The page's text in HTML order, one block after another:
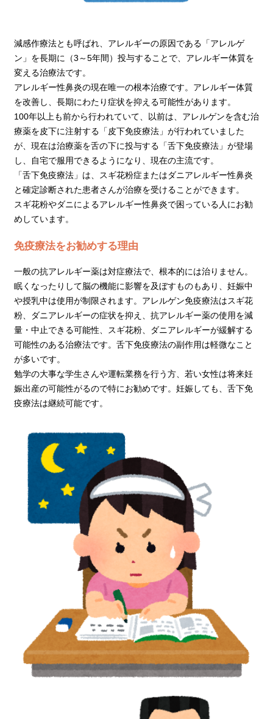
減感作療法とも呼ばれ、アレルギーの原因である「アレルゲ
ン」を長期に（3～5年間）投与することで、アレルギー体質を
変える治療法です。
アレルギー性鼻炎の現在唯一の根本治療です。アレルギー体質
を改善し、長期にわたり症状を抑える可能性があります。
100年以上も前から行われていて、以前は、アレルゲンを含む治
療薬を皮下に注射する「皮下免疫療法」が行われていました
が、現在は治療薬を舌の下に投与する「舌下免疫療法」が登場
し、自宅で服用できるようになり、現在の主流です。
「舌下免疫療法」は、スギ花粉症またはダニアレルギー性鼻炎
と確定診断された患者さんが治療を受けることができます。
スギ花粉やダニによるアレルギー性鼻炎で困っている人にお勧
めしています。
免疫療法をお勧めする理由
一般の抗アレルギー薬は対症療法で、根本的には治りません。
眠くなったりして脳の機能に影響を及ぼすものもあり、妊娠中
や授乳中は使用が制限されます。アレルゲン免疫療法はスギ花
粉、ダニアレルギーの症状を抑え、抗アレルギー薬の使用を減
量・中止できる可能性、スギ花粉、ダニアレルギーが緩解する
可能性のある治療法です。舌下免疫療法の副作用は軽微なこと
が多いです。
勉学の大事な学生さんや運転業務を行う方、若い女性は将来妊
娠出産の可能性がるので特にお勧めです。妊娠しても、舌下免
疫療法は継続可能です。